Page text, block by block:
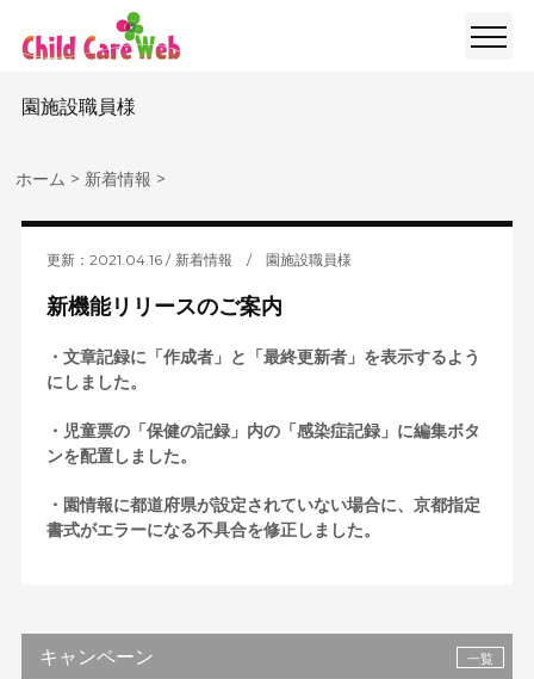
園施設職員様
ホーム > 新着情報 >
更新：2021.04.16 新着情報 / 園施設職員様
新機能リリースのご案内
・文章記録に「作成者」と「最終更新者」を表示するよう
にしました。
・児童票の「保健の記録」内の「感染症記録」に編集ボタ
ンを配置しました。
・園情報に都道府県が設定されていない場合に、京都指定
書式がエラーになる不具合を修正しました。
キャンペーン 一覧